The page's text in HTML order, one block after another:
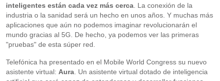
inteligentes están cada vez más cerca. La conexión de la
industria o la sanidad será un hecho en unos años. Y muchas más
aplicaciones que aún no podemos imaginar revolucionarán el
mundo gracias al 5G. De hecho, ya podemos ver las primeras
"pruebas" de esta súper red.
Telefónica ha presentado en el Mobile World Congress su nuevo
asistente virtual: Aura. Un asistente virtual dotado de inteligencia